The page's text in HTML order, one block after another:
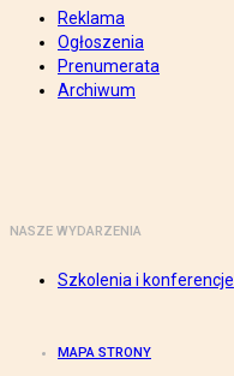
Reklama
Ogłoszenia
Prenumerata
Archiwum
NASZE WYDARZENIA
Szkolenia i konferencje
MAPA STRONY